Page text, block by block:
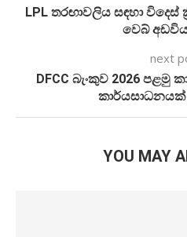
LPL තරඟාවලිය සඳහා
වෙබ්
next
DFCC බැංකුව 2026
කාර්යසාධනයක්
YOU MAY